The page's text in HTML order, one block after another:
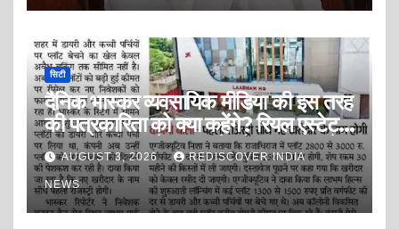
सिटी
दैनिक भास्कर व्यवसायिक मीडिया की इस तरह
की पत्रकारिता को क्या कहेंगे? रियल एस्टेट
इंडस्ट्री को डराने, धमकाने और दवाब बनाने
की पत्रकारिता? या सफेद पोश ब्लैकमेलिंग
पत्रकारिता?
AUGUST 3, 2026 REDISCOVER INDIA
NEWS